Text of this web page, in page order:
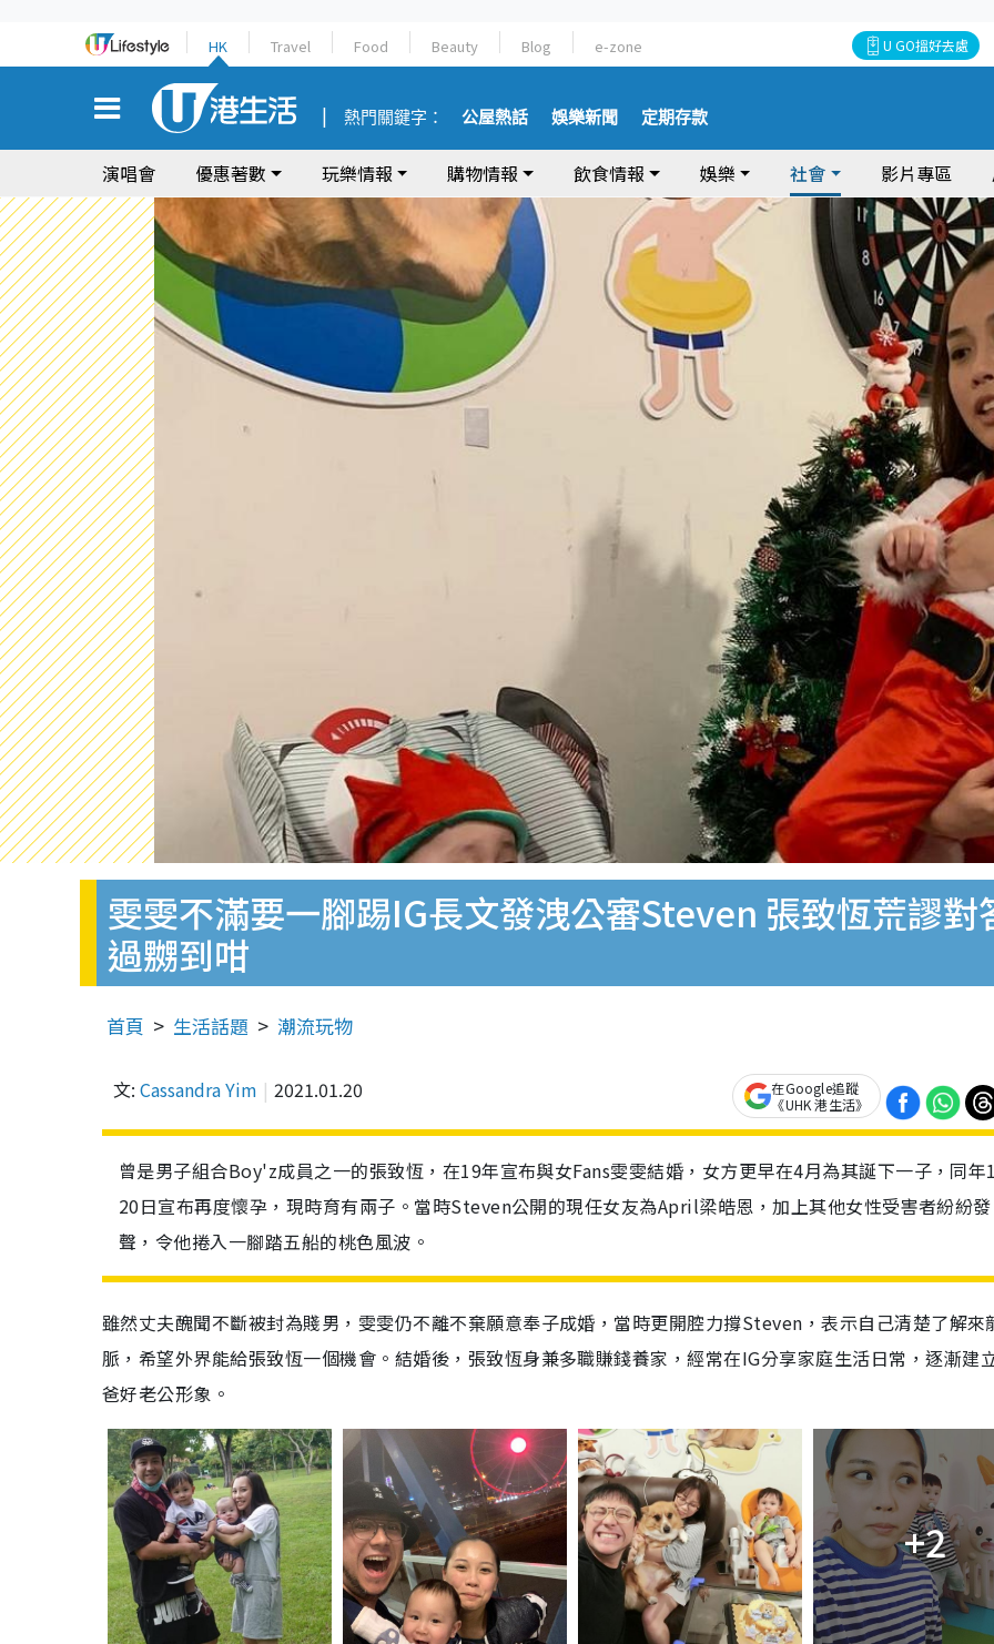
HK Travel Food Beauty Blog e-zone U GO搵好去處
熱門關鍵字： 公屋熱話 娛樂新聞 定期存款
演唱會 優惠著數 玩樂情報 購物情報 飲食情報 娛樂 社會 影片專區
雯雯不滿要一腳踢IG長文發洩公審Steven 張致恆荒謬
過嬲到咁
首頁 生活話題 潮流玩物
文: Cassandra Yim 2021.01.20
在Google追蹤
《UHK 港生活》
曾是男子組合Boy'z成員之一的張致恆，在19年宣布與女Fans雯雯結婚，女方更早在4月為其誕下一子，同年
20日宣布再度懷孕，現時育有兩子。當時Steven公開的現任女友為April梁皓恩，加上其他女性受害者紛紛發
聲，令他捲入一腳踏五船的桃色風波。
雖然丈夫醜聞不斷被封為賤男，雯雯仍不離不棄願意奉子成婚，當時更開腔力撐Steven，表示自己清楚了解來
脈，希望外界能給張致恆一個機會。結婚後，張致恆身兼多職賺錢養家，經常在IG分享家庭生活日常，逐漸建
爸好老公形象。
+2